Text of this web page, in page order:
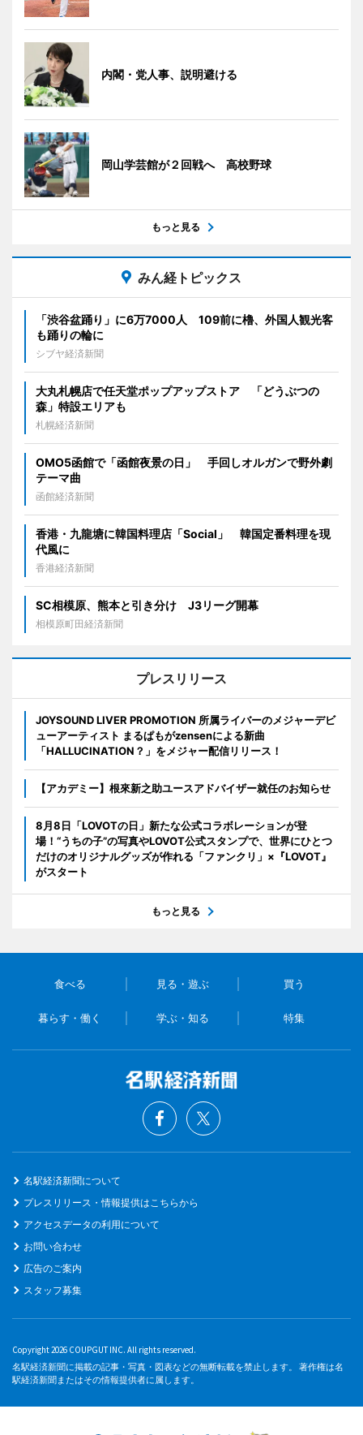
内閣・党人事、説明避ける
岡山学芸館が２回戦へ 高校野球
もっと見る
みん経トピックス
「渋谷盆踊り」に6万7000人 109前に櫓、外国人観光客
も踊りの輪に
シブヤ経済新聞
大丸札幌店で任天堂ポップアップストア 「どうぶつの
森」特設エリアも
札幌経済新聞
OMO5函館で「函館夜景の日」 手回しオルガンで野外劇
テーマ曲
函館経済新聞
香港・九龍塘に韓国料理店「Social」 韓国定番料理を現
代風に
香港経済新聞
SC相模原、熊本と引き分け J3リーグ開幕
相模原町田経済新聞
プレスリリース
JOYSOUND LIVER PROMOTION 所属ライバーのメジャーデビ
ューアーティスト まるぱもがzensenによる新曲
「HALLUCINATION？」をメジャー配信リリース！
【アカデミー】根來新之助ユースアドバイザー就任のお知らせ
8月8日「LOVOTの日」新たな公式コラボレーションが登
場！“うちの子”の写真やLOVOT公式スタンプで、世界にひとつ
だけのオリジナルグッズが作れる「ファンクリ」×『LOVOT』
がスタート
もっと見る
食べる 見る・遊ぶ 買う
暮らす・働く 学ぶ・知る 特集
名駅経済新聞について
プレスリリース・情報提供はこちらから
アクセスデータの利用について
お問い合わせ
広告のご案内
スタッフ募集
Copyright 2026 COUPGUT INC. All rights reserved.
名駅経済新聞に掲載の記事・写真・図表などの無断転載を禁止します。 著作権は名
駅経済新聞またはその情報提供者に属します。